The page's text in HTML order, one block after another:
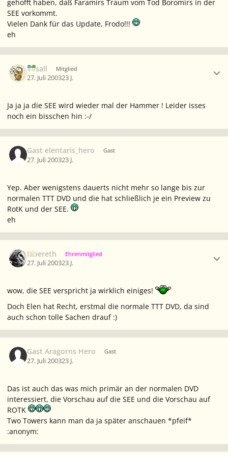
gehofft haben, daß Faramirs Traum vom Tod Boromirs in der
SEE vorkommt.
Vielen Dank für das Update, Frodo!!!
eh
Vasall Mitglied
27. Juli 200323 J.
Ja ja ja die SEE wird wieder mal der Hammer ! Leider isses
noch ein bisschen hin :-/
Gast elentaris_hero Gast
27. Juli 200323 J.
Yep. Aber wenigstens dauerts nicht mehr so lange bis zur
normalen TTT DVD und die hat schließlich je ein Preview zu
RotK und der SEE.
eh
Elbereth Ehrenmitglied
27. Juli 200323 J.
wow, die SEE verspricht ja wirklich einiges!
Doch Elen hat Recht, erstmal die normale TTT DVD, da sind
auch schon tolle Sachen drauf :)
Gast Aragorns Hero Gast
27. Juli 200323 J.
Das ist auch das was mich primär an der normalen DVD
interessiert, die Vorschau auf die SEE und die Vorschau auf
ROTK
Two Towers kann man da ja später anschauen *pfeif*
:anonym: